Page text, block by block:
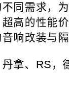
同需求，
高的性能
响改装与
拿、RS，